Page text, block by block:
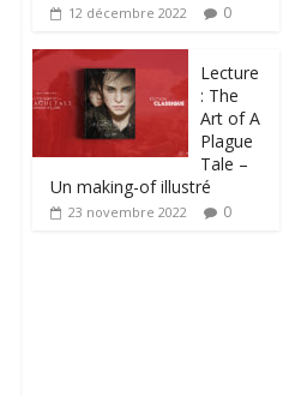
12 décembre 2022 0
Lecture
: The
Art of A
Plague
Tale –
Un making-of illustré
23 novembre 2022 0